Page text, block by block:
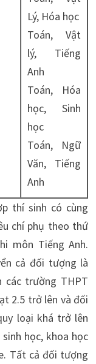
Lý, Hóa học
Toán, Vật
lý, Tiếng
Anh
Toán, Hóa
học, Sinh
học
Toán, Ngữ
Văn, Tiếng
Anh
thí sinh có cùng
chí phụ theo thứ
môn Tiếng Anh.
cả đối tượng là
các trường THPT
2.5 trở lên và đối
loại khá trở lên
học, khoa học
Tất cả đối tượng